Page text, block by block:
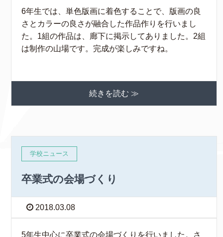
6年生では、単色版画に着色することで、版画の良
さとカラーの良さが融合した作品作りを行いまし
た。1組の作品は、廊下に掲示してありました。2組
は制作の山場です。完成が楽しみですね。
続きを読む ≫
学校ニュース
卒業式の会場づくり
2018.03.08
5年生中心に卒業式の会場づくりを行いました。さ